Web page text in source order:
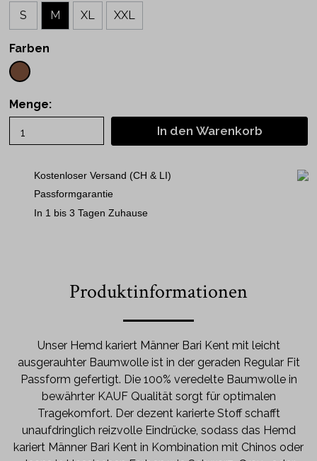
M
S XL XXL
Farben
Menge:
In den Warenkorb
Kostenloser Versand (CH & LI)
Passformgarantie
In 1 bis 3 Tagen Zuhause
Produktinformationen
Unser Hemd kariert Männer Bari Kent mit leicht
ausgerauhter Baumwolle ist in der geraden Regular Fit
Passform gefertigt. Die 100% veredelte Baumwolle in
bewährter KAUF Qualität sorgt für optimalen
Tragekomfort. Der dezent karierte Stoff schafft
unaufdringlich reizvolle Eindrücke, sodass das Hemd
kariert Männer Bari Kent in Kombination mit Chinos oder